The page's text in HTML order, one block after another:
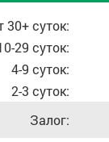
в
30+ суток:
29 суток:
4-9 суток:
2-3 суток:
Залог: